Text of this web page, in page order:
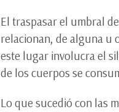
El traspasar el umbral
relacionan, de alguna u
este lugar involucra el
de los cuerpos se
Lo que sucedió con las